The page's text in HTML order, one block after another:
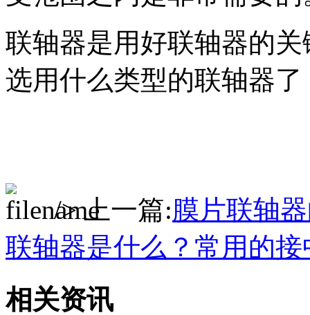
联轴器是用好联轴器的
选用什么类型的联轴器了
/> 上一篇:膜片联轴
联轴器是什么？常用的
相关资讯